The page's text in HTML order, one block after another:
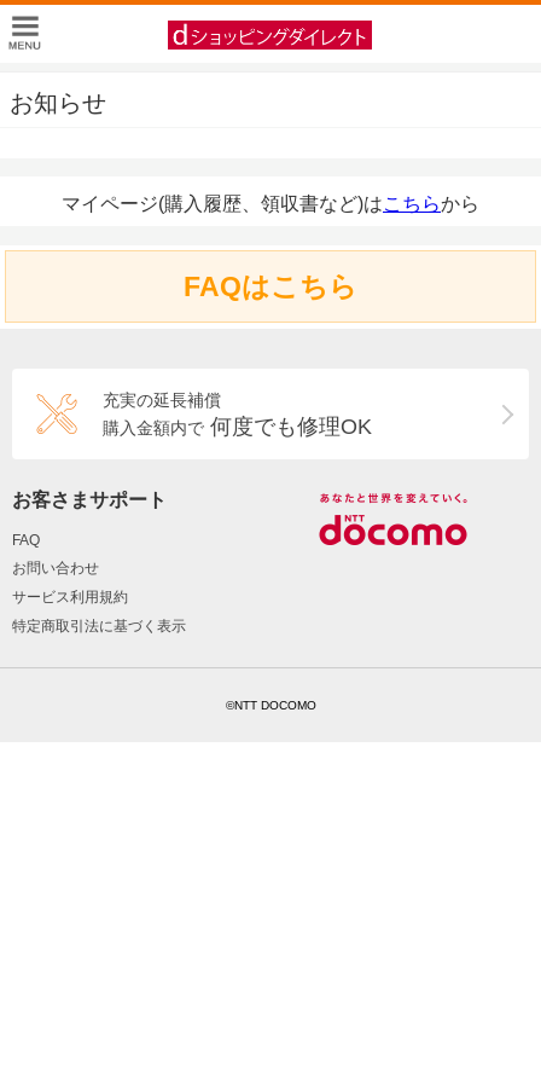
お知らせ
マイページ(購入履歴、領収書など)はこちらから
FAQはこちら
充実の延長補償
購入金額内で 何度でも修理OK
お客さまサポート
FAQ
お問い合わせ
サービス利用規約
特定商取引法に基づく表示
©NTT DOCOMO